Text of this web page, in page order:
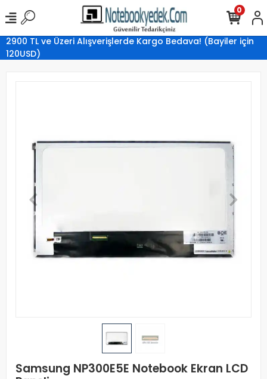
2900 TL ve Üzeri Alışverişlerde Kargo Bedava! (Bayiler için
120USD)
0
Samsung NP300E5E Notebook Ekran LCD